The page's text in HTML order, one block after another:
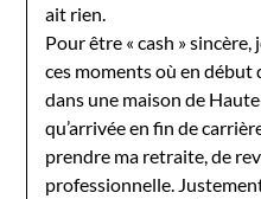
ait rien.
Pour être « cash »
ces moments où en début
dans une maison de
qu’arrivée en fin de
prendre ma retraite, de
professionnelle.